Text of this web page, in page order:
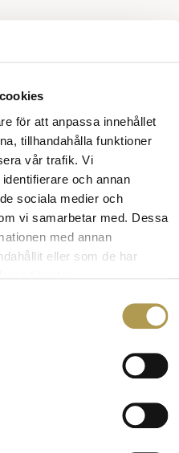
för att anpassa innehållet
tillhandahålla funktioner
vår trafik. Vi
och annan
sociala medier och
vi samarbetar med. Dessa
med annan
eller som de har